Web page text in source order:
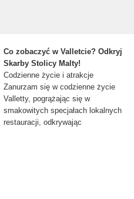
Co zobaczyć w Valletcie? Odkryj
Skarby Stolicy Malty!
Codzienne życie i atrakcje
Zanurzam się w codzienne życie
Valletty, pogrążając się w
smakowitych specjałach lokalnych
restauracji, odkrywając